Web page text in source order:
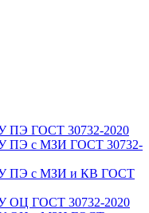
ПЭ ГОСТ 30732-2020
ПЭ с МЗИ ГОСТ 30732-
ПЭ с МЗИ и КВ ГОСТ
ОЦ ГОСТ 30732-2020